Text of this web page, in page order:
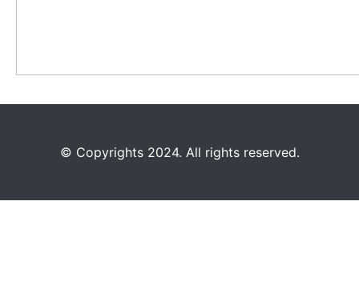
©️ Copyrights 2024. All rights reserved.